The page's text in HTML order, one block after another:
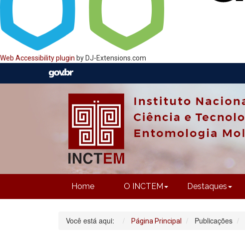
Web Accessibility plugin by DJ-Extensions.com
Home O INCTEM Destaques
Você está aqui: Página Principal Publicações